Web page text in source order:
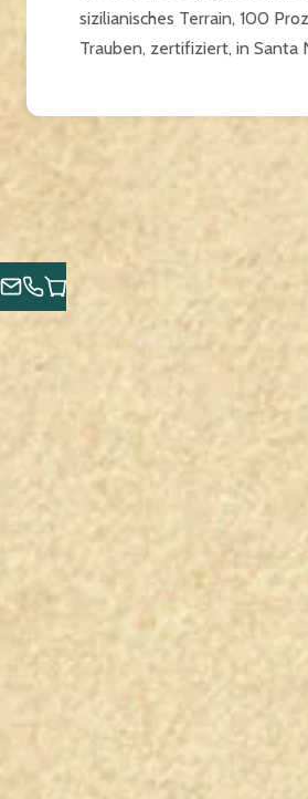
sizilianisches Terrain, 100
Trauben, zertifiziert, in Santa